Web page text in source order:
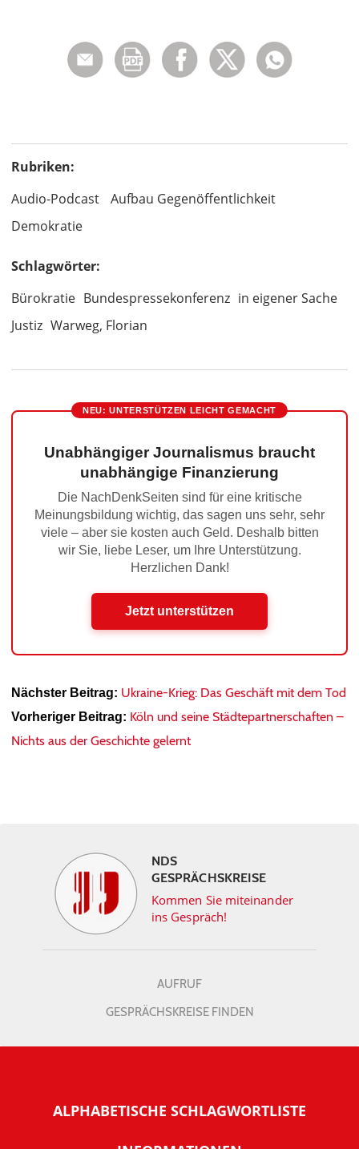
Rubriken:
Audio-Podcast
Aufbau Gegenöffentlichkeit
Demokratie
Schlagwörter:
Bürokratie Bundespressekonferenz in eigener Sache
Justiz Warweg, Florian
NEU: UNTERSTÜTZEN LEICHT GEMACHT
Unabhängiger Journalismus braucht
unabhängige Finanzierung
Die NachDenkSeiten sind für eine kritische
Meinungsbildung wichtig, das sagen uns sehr, sehr
viele – aber sie kosten auch Geld. Deshalb bitten
wir Sie, liebe Leser, um Ihre Unterstützung.
Herzlichen Dank!
Jetzt unterstützen
Nächster Beitrag: Ukraine-Krieg: Das Geschäft mit dem Tod
Vorheriger Beitrag: Köln und seine Städtepartnerschaften –
Nichts aus der Geschichte gelernt
NDS
GESPRÄCHSKREISE
Kommen Sie miteinander
ins Gespräch!
AUFRUF
GESPRÄCHSKREISE FINDEN
ALPHABETISCHE SCHLAGWORTLISTE